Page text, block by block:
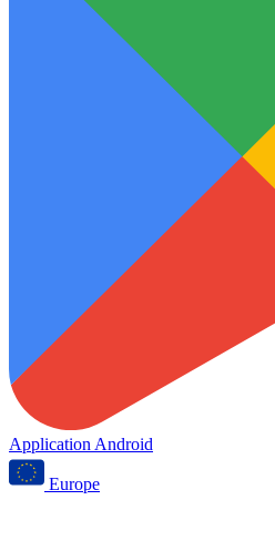
Application Android
Europe